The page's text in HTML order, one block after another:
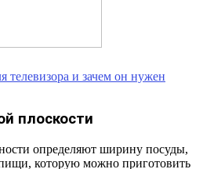
телевизора и зачем он нужен
плоскости
определяют ширину посуды,
которую можно приготовить